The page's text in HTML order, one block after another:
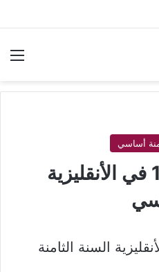
أساسي
فرض مراقبة عدد1 في الأنقليزية
عدد1 في الأنقليزية السنة الثامنة